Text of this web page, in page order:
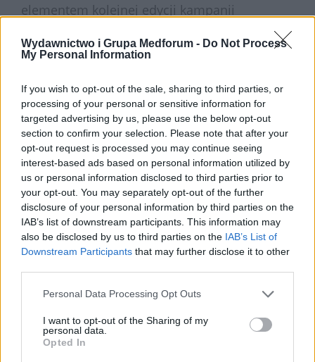
Wydawnictwo i Grupa Medforum - Do Not Process
My Personal Information
If you wish to opt-out of the sale, sharing to third parties, or
processing of your personal or sensitive information for
targeted advertising by us, please use the below opt-out
section to confirm your selection. Please note that after your
opt-out request is processed you may continue seeing
interest-based ads based on personal information utilized by
us or personal information disclosed to third parties prior to
your opt-out. You may separately opt-out of the further
disclosure of your personal information by third parties on the
IAB’s list of downstream participants. This information may
also be disclosed by us to third parties on the IAB’s List of
Downstream Participants that may further disclose it to other
Personal Data Processing Opt Outs
I want to opt-out of the Sharing of my
personal data.
Opted In
elementem kolejnej edycji kampanii
hasło ?Szczepisz = Chronisz?, ma podkreślać
szczepionkowej profilaktyki pneumokokowej.
– Głównym celem, który przyświecał nam przy
projektowaniu nowej odsłony serwisu, było
lepsze prezentowanie treści skierowanych do
rodziców i pediatrów. Efekt ten osiągnęliśmy
poprzez połączenie atrakcyjnego wyglądu
serwisu z udoskonaloną użytecznością ?
wyjaśnia Michał Matuszczyk, Dyrektor ds.
Rozwoju Medforum Sp. z o.o.
Serwis Pneumokoki.pl ze względu na swój
charakter został podzielony na 6 sekcji,
odpowiadających treściom informacyjnym